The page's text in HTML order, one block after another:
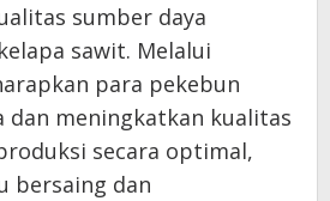
sumber daya
sawit. Melalui
para pekebun
dan meningkatkan kualitas
secara optimal,
bersaing dan